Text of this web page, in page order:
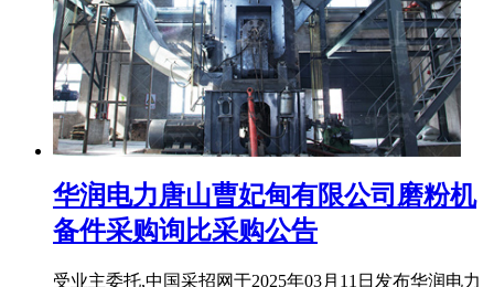
华润电力唐山曹妃甸有限公司磨粉机
备件采购询比采购公告
受业主委托,中国采招网于2025年03月11日发布华润电力